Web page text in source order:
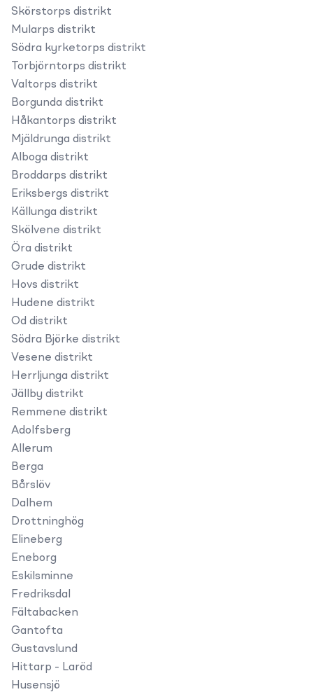
Skörstorps distrikt
Mularps distrikt
Södra kyrketorps distrikt
Torbjörntorps distrikt
Valtorps distrikt
Borgunda distrikt
Håkantorps distrikt
Mjäldrunga distrikt
Alboga distrikt
Broddarps distrikt
Eriksbergs distrikt
Källunga distrikt
Skölvene distrikt
Öra distrikt
Grude distrikt
Hovs distrikt
Hudene distrikt
Od distrikt
Södra Björke distrikt
Vesene distrikt
Herrljunga distrikt
Jällby distrikt
Remmene distrikt
Adolfsberg
Allerum
Berga
Bårslöv
Dalhem
Drottninghög
Elineberg
Eneborg
Eskilsminne
Fredriksdal
Fältabacken
Gantofta
Gustavslund
Hittarp - Laröd
Husensjö